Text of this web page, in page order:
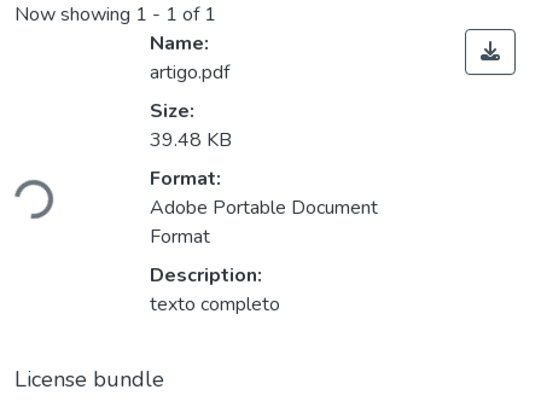
Now showing 1 - 1 of 1
Loading...
Name:
artigo.pdf
Size:
39.48 KB
Format:
Adobe Portable Document
Format
Description:
texto completo
License bundle